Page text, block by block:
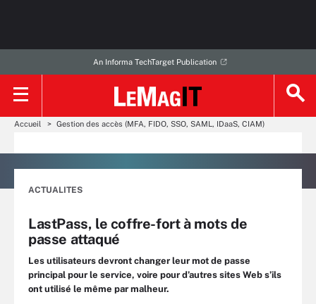
An Informa TechTarget Publication
Accueil Gestion des accès (MFA, FIDO, SSO, SAML, IDaaS, CIAM)
ACTUALITES
LastPass, le coffre-fort à mots de
passe attaqué
Les utilisateurs devront changer leur mot de passe
principal pour le service, voire pour d’autres sites Web s’ils
ont utilisé le même par malheur.